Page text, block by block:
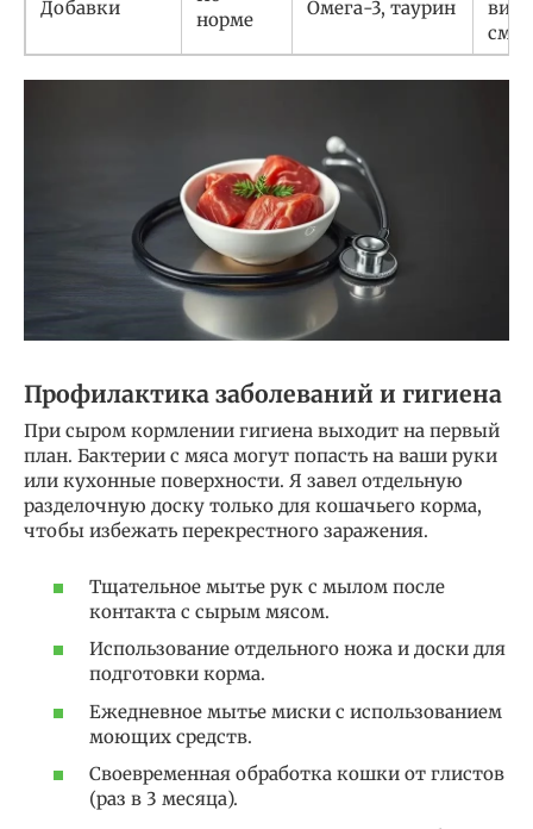
Добавки
норме
Омега-3, таурин
Профилактика заболеваний и гигиена
При сыром кормлении гигиена выходит на первый
план. Бактерии с мяса могут попасть на ваши руки
или кухонные поверхности. Я завел отдельную
разделочную доску только для кошачьего корма,
чтобы избежать перекрестного заражения.
Тщательное мытье рук с мылом после
контакта с сырым мясом.
Использование отдельного ножа и доски для
подготовки корма.
Ежедневное мытье миски с использованием
моющих средств.
Своевременная обработка кошки от глистов
(раз в 3 месяца).